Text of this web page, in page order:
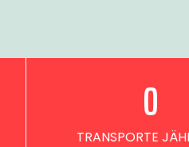
TRANSPORTE
0